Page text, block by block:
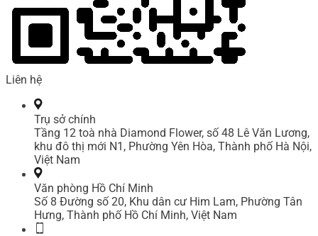
Liên hệ
Trụ sở chính
Tầng 12 toà nhà Diamond Flower, số 48 Lê Văn Lương,
khu đô thị mới N1, Phường Yên Hòa, Thành phố Hà Nội,
Việt Nam
Văn phòng Hồ Chí Minh
Số 8 Đường số 20, Khu dân cư Him Lam, Phường Tân
Hưng, Thành phố Hồ Chí Minh, Việt Nam